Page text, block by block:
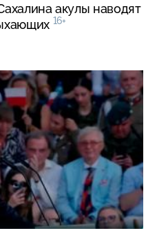
акулы наводят
16+